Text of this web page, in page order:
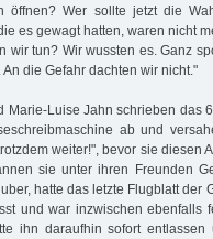
öffnen? Wer sollte jetzt die
es gewagt hatten, waren nicht
wir tun? Wir wussten es. Ganz
die Gefahr dachten wir nicht."
Marie-Luise Jahn schrieben das
ab und
weiter!", bevor sie diesen
sie unter ihren Freunden
hatte das letzte Flugblatt der
und war inzwischen ebenfalls
ihn daraufhin sofort